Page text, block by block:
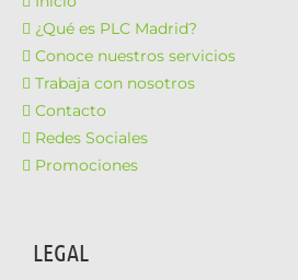
¿Qué es PLC Madrid?
Conoce nuestros servicios
Trabaja con nosotros
Contacto
Redes Sociales
Promociones
LEGAL